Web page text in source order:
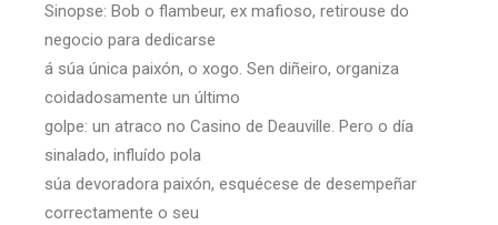
Sinopse: Bob o flambeur, ex mafioso, retirouse do
negocio para dedicarse
á súa única paixón, o xogo. Sen diñeiro, organiza
coidadosamente un último
golpe: un atraco no Casino de Deauville. Pero o día
sinalado, influído pola
súa devoradora paixón, esquécese de desempeñar
correctamente o seu